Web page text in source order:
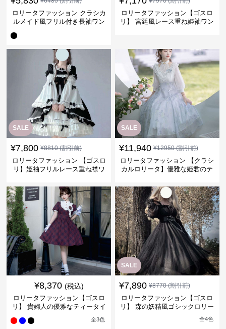
ロリータファッション クラシカ
ルメイド風フリル付き長袖ワン
ロリータファッション【ゴスロ
リ】 宮廷風レース重ね姫袖ワン
SALE
¥7,800 ¥8810(割引前)
ロリータファッション 【ゴスロ
リ】姫袖フリルレース重ね襟ワ
SALE
¥11,940 ¥12950(割引前)
ロリータファッション 【クラシ
カルロリータ】優雅な姫君のテ
¥8,370 (税込)
ロリータファッション【ゴスロ
リ】 貴婦人の優雅なティータイ
全3色
SALE
¥7,890 ¥8770(割引前)
ロリータファッション【ゴスロ
リ】 森の妖精風ゴシックロリー
全4色